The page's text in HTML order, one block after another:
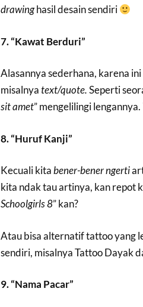
drawinghasil desain sendiri
7. “Kawat Berduri”
Alasannya sederhana, karena
misalnyatext/quote.Seperti
sit amet” mengelilingi lengannya.
8. “Huruf Kanji”
Kecuali kitabener-bener ngerti
kita ndak tau artinya, kan repot
Schoolgirls 8” kan?
Atau bisa alternatif tattoo yang
sendiri, misalnya Tattoo Dayak
9. “Nama Pacar”